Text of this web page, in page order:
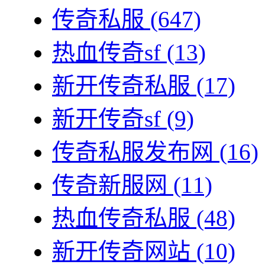
传奇私服 (647)
热血传奇sf (13)
新开传奇私服 (17)
新开传奇sf (9)
传奇私服发布网 (16)
传奇新服网 (11)
热血传奇私服 (48)
新开传奇网站 (10)